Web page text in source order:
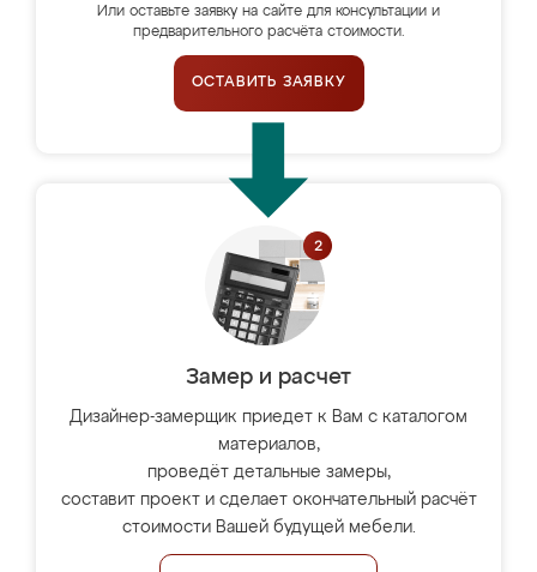
Или оставьте заявку на сайте для консультации и
предварительного расчёта стоимости.
ОСТАВИТЬ ЗАЯВКУ
Замер и расчет
Дизайнер-замерщик приедет к Вам с каталогом
материалов,
проведёт детальные замеры,
составит проект и сделает окончательный расчёт
стоимости Вашей будущей мебели.